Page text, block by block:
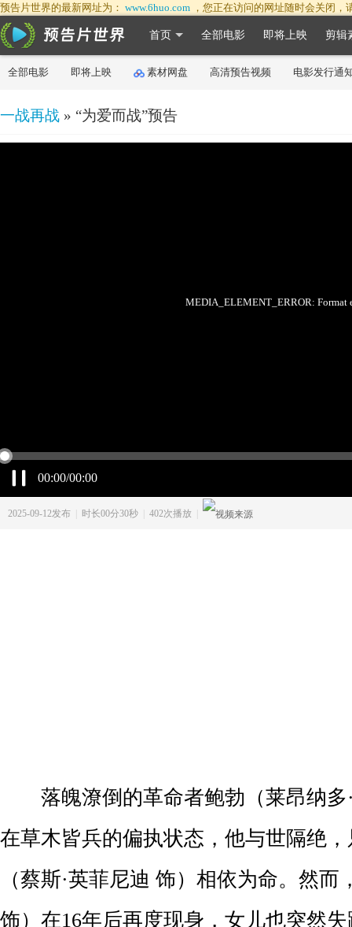
预告片世界的最新网址为： www.6huo.com ，您正在访问的网址随时会关闭
首页 全部电影 即将上映 剪辑
全部电影 即将上映 素材网盘 高清预告视频 电影发行通
一战再战 » “为爱而战”预告
00:00/00:00
MEDIA_ELEMENT_ERROR: Format
2025-09-12发布 时长00分30秒 402次播放
落魄潦倒的革命者鲍勃（莱昂纳多
在草木皆兵的偏执状态，他与世隔绝
（蔡斯·英菲尼迪 饰）相依为命。然
饰）在16年后再度现身，女儿也突然